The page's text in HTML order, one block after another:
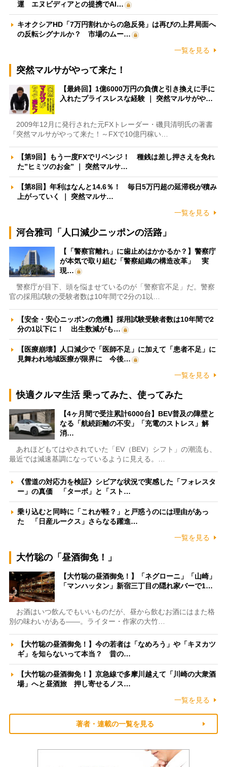
運 エヌビディアとの提携でAI…
キオクシアHD「7万円割れからの急反発」は再びの上昇局面へ
の反転シグナルか？ 市場のムー…
一覧を見る
突然マルサがやって来た！
【最終回】1億6000万円の負債と引き換えに手に
入れたプライスレスな経験 ｜ 突然マルサがや…
2009年12月に発行された元FXトレーダー・磯貝清明氏の著書
『突然マルサがやって来た！～FXで10億円稼い…
【第9回】もう一度FXでリベンジ！ 種銭は差し押さえを免れ
た”ヒミツのお金” ｜ 突然マルサ…
【第8回】年利はなんと14.6％！ 毎日5万円超の延滞税が積み
上がっていく ｜ 突然マルサ…
一覧を見る
河合雅司「人口減少ニッポンの活路」
【「警察官離れ」に歯止めはかかるか？】警察庁
が本気で取り組む「警察組織の構造改革」 実
現…
警察庁が目下、頭を悩ませているのが「警察官不足」だ。警察
官の採用試験の受験者数は10年間で2分の1以…
【安全・安心ニッポンの危機】採用試験受験者数は10年間で2
分の1以下に！ 出生数減がも…
【医療崩壊】人口減少で「医師不足」に加えて「患者不足」に
見舞われ地域医療が限界に 今後…
一覧を見る
快適クルマ生活 乗ってみた、使ってみた
【4ヶ月間で受注累計6000台】BEV普及の障壁と
なる「航続距離の不安」「充電のストレス」解
消…
あれほどもてはやされていた「EV（BEV）シフト」の潮流も、
最近では減速基調になっているように見える。…
《雪道の対応力を検証》シビアな状況で実感した「フォレスタ
ー」の真価 「ターボ」と「スト…
乗り込むと同時に「これが軽？」と戸惑うのには理由があっ
た 「日産ルークス」さらなる躍進…
一覧を見る
大竹聡の「昼酒御免！」
【大竹聡の昼酒御免！】「ネグローニ」「山崎」
「マンハッタン」新宿三丁目の隠れ家バーで1…
お酒はいつ飲んでもいいものだが、昼から飲むお酒にはまた格
別の味わいがある――。ライター・作家の大竹…
【大竹聡の昼酒御免！】今の若者は「なめろう」や「キヌカツ
ギ」を知らないって本当？ 昔の…
【大竹聡の昼酒御免！】京急線で多摩川越えて「川崎の大衆酒
場」へと昼酒旅 押し寄せるノス…
一覧を見る
著者・連載の一覧を見る